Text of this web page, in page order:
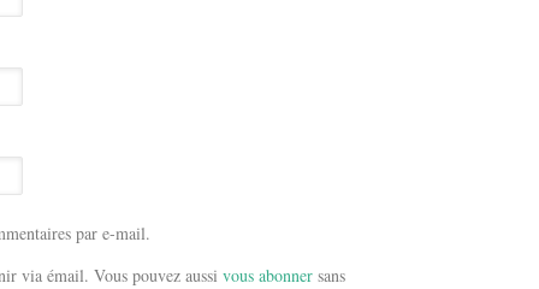
par e-mail.
via émail. Vous pouvez aussi vous abonner sans